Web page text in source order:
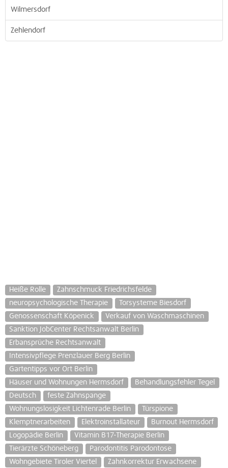
Wilmersdorf
Zehlendorf
Heiße Rolle
Zahnschmuck Friedrichsfelde
neuropsychologische Therapie
Torsysteme Biesdorf
Genossenschaft Köpenick
Verkauf von Waschmaschinen
Sanktion JobCenter Rechtsanwalt Berlin
Erbansprüche Rechtsanwalt
Intensivpflege Prenzlauer Berg Berlin
Gartentipps vor Ort Berlin
Häuser und Wohnungen Hermsdorf
Behandlungsfehler Tegel
Deutsch
feste Zahnspange
Wohnungslosigkeit Lichtenrade Berlin
Türspione
Klemptnerarbeiten
Elektroinstallateur
Burnout Hermsdorf
Logopädie Berlin
Vitamin B17-Therapie Berlin
Tierärzte Schöneberg
Parodontitis Parodontose
Wohngebiete Tiroler Viertel
Zahnkorrektur Erwachsene